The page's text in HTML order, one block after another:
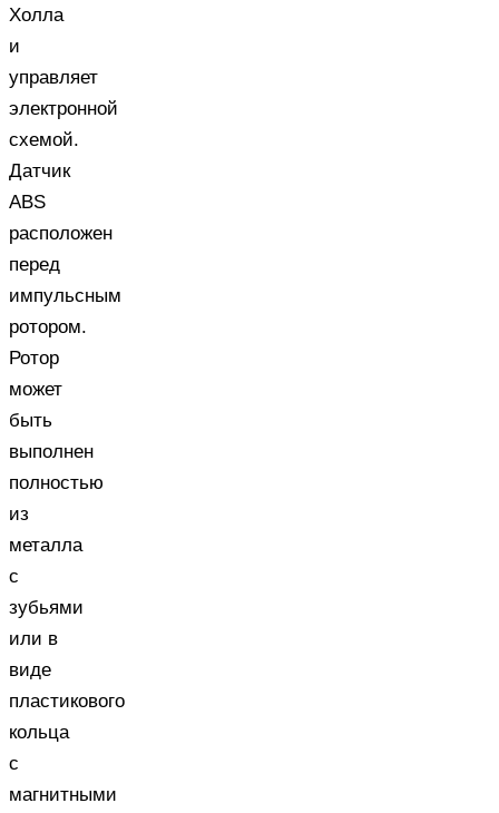
Холла
и
управляет
электронной
схемой.
Датчик
ABS
расположен
перед
импульсным
ротором.
Ротор
может
быть
выполнен
полностью
из
металла
с
зубьями
или в
виде
пластикового
кольца
с
магнитными